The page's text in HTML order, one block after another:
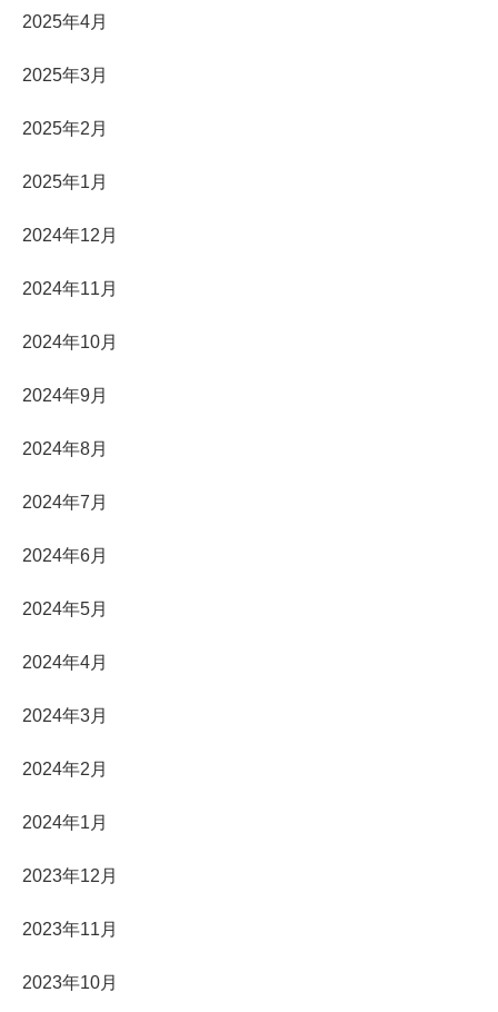
2025年4月
2025年3月
2025年2月
2025年1月
2024年12月
2024年11月
2024年10月
2024年9月
2024年8月
2024年7月
2024年6月
2024年5月
2024年4月
2024年3月
2024年2月
2024年1月
2023年12月
2023年11月
2023年10月